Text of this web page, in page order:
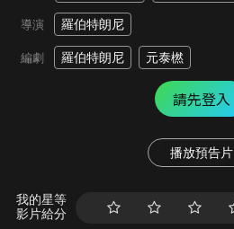
導演 羅伯特朗尼
編劇 羅伯特朗尼 元泰橪
請先登入
播放預告片
我的星等
影片給分